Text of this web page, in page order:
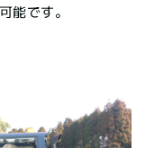
能です。